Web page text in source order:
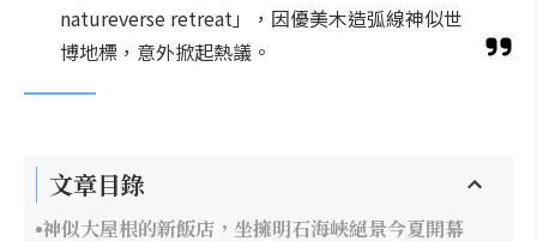
natureverse retreat」，因優美木造弧線神似世
博地標，意外掀起熱議。
文章目錄
神似大屋根的新飯店，坐擁明石海峽絕景今夏開幕